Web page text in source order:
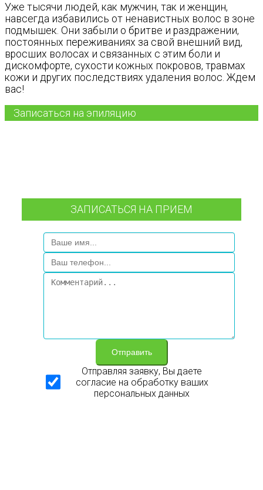
Уже тысячи людей, как мужчин, так и женщин,
навсегда избавились от ненавистных волос в зоне
подмышек. Они забыли о бритве и раздражении,
постоянных переживаниях за свой внешний вид,
вросших волосах и связанных с этим боли и
дискомфорте, сухости кожных покровов, травмах
кожи и других последствиях удаления волос. Ждем
вас!
Записаться на эпиляцию
ЗАПИСАТЬСЯ НА ПРИЕМ
Отправить
Отправляя заявку, Вы даете
согласие на обработку ваших
персональных данных